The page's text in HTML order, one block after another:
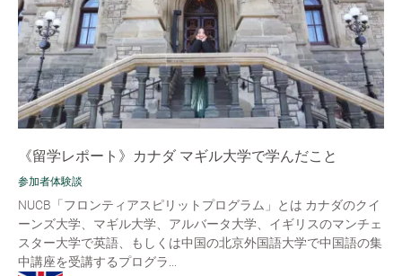
《留学レポート》カナダ マギル大学で学んだこと
参加者体験談
NUCB「フロンティアスピリットプログラム」とは カナダのクイ
ーンズ大学、マギル大学、アルバータ大学、イギリスのマンチェ
スター大学で英語、もしくは中国の北京外国語大学で中国語の集
中講座を受講するプログラ...